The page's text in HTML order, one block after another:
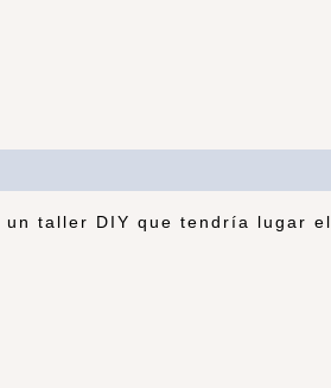
taller DIY que tendría lugar el